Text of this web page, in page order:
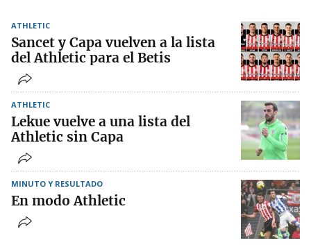
ATHLETIC
Sancet y Capa vuelven a la lista
del Athletic para el Betis
ATHLETIC
Lekue vuelve a una lista del
Athletic sin Capa
MINUTO Y RESULTADO
En modo Athletic